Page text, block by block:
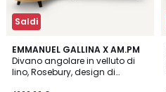
Saldi
EMMANUEL GALLINA X AM.PM
Divano angolare in velluto di
lino, Rosebury, design di
5
Colori